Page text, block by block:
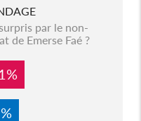
par le non-
de Emerse Faé ?